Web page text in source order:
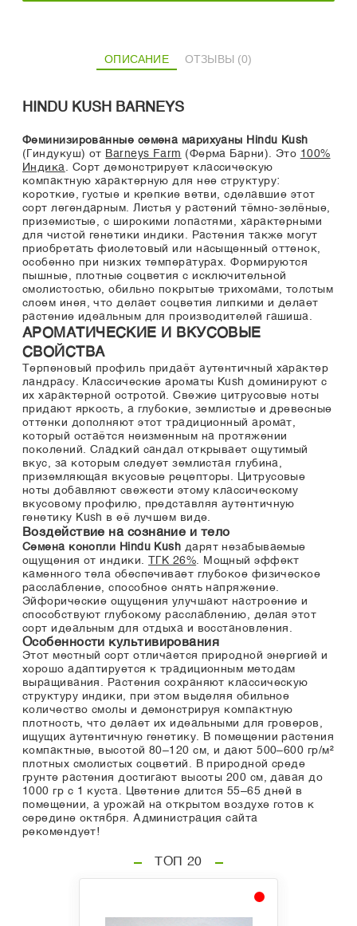
ОПИСАНИЕ ОТЗЫВЫ (0)
HINDU KUSH BARNEYS
Феминизированные семена марихуаны Hindu Kush
(Гиндукуш) от Barneys Farm (Ферма Барни). Это 100%
Индика. Сорт демонстрирует классическую
компактную характерную для нее структуру:
короткие, густые и крепкие ветви, сделавшие этот
сорт легендарным. Листья у растений тёмно-зелёные,
приземистые, с широкими лопастями, характерными
для чистой генетики индики. Растения также могут
приобретать фиолетовый или насыщенный оттенок,
особенно при низких температурах. Формируются
пышные, плотные соцветия с исключительной
смолистостью, обильно покрытые трихомами, толстым
слоем инея, что делает соцветия липкими и делает
растение идеальным для производителей гашиша.
АРОМАТИЧЕСКИЕ И ВКУСОВЫЕ
СВОЙСТВА
Терпеновый профиль придаёт аутентичный характер
ландрасу. Классические ароматы Kush доминируют с
их характерной остротой. Свежие цитрусовые ноты
придают яркость, а глубокие, землистые и древесные
оттенки дополняют этот традиционный аромат,
который остаётся неизменным на протяжении
поколений. Сладкий сандал открывает ощутимый
вкус, за которым следует землистая глубина,
приземляющая вкусовые рецепторы. Цитрусовые
ноты добавляют свежести этому классическому
вкусовому профилю, представляя аутентичную
генетику Kush в её лучшем виде.
Воздействие на сознание и тело
Семена конопли Hindu Kush дарят незабываемые
ощущения от индики.
ТГК 26%. Мощный эффект
каменного тела обеспечивает глубокое физическое
расслабление, способное снять напряжение.
Эйфорические ощущения улучшают настроение и
способствуют глубокому расслаблению, делая этот
сорт идеальным для отдыха и восстановления.
Особенности культивирования
Этот местный сорт отличается природной энергией и
хорошо адаптируется к традиционным методам
выращивания. Растения сохраняют классическую
структуру индики, при этом выделяя обильное
количество смолы и демонстрируя компактную
плотность, что делает их идеальными для гроверов,
ищущих аутентичную генетику. В помещении растения
компактные, высотой 80–120 см, и дают 500–600 гр/м²
плотных смолистых соцветий. В природной среде
грунте растения достигают высоты 200 см, давая до
1000 гр с 1 куста. Цветение длится 55–65 дней в
помещении, а урожай на открытом воздухе готов к
середине октября. Администрация сайта
рекомендует!
ТОП 20